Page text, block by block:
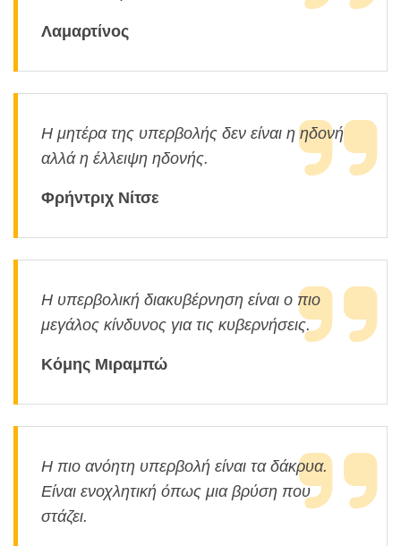
Λαμαρτίνος
Η μητέρα της υπερβολής δεν είναι η ηδονή
αλλά η έλλειψη ηδονής.
Φρήντριχ Νίτσε
Η υπερβολική διακυβέρνηση είναι ο πιο
μεγάλος κίνδυνος για τις κυβερνήσεις.
Κόμης Μιραμπώ
Η πιο ανόητη υπερβολή είναι τα δάκρυα.
Είναι ενοχλητική όπως μια βρύση που
στάζει.